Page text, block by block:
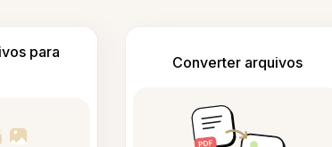
para
Converter arquivos